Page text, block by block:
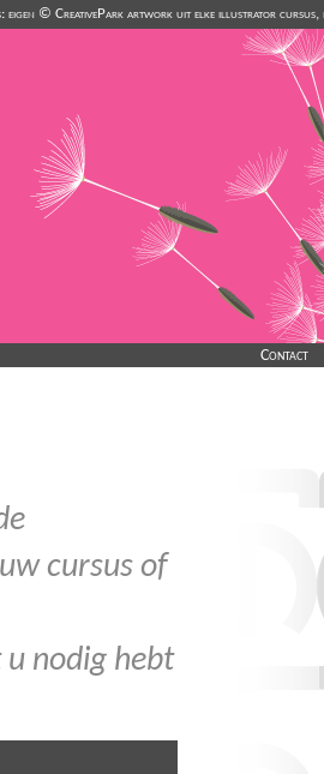
eigen © CreativePark artwork uit elke illustrator cursus,
Contact
cursus of
nodig hebt